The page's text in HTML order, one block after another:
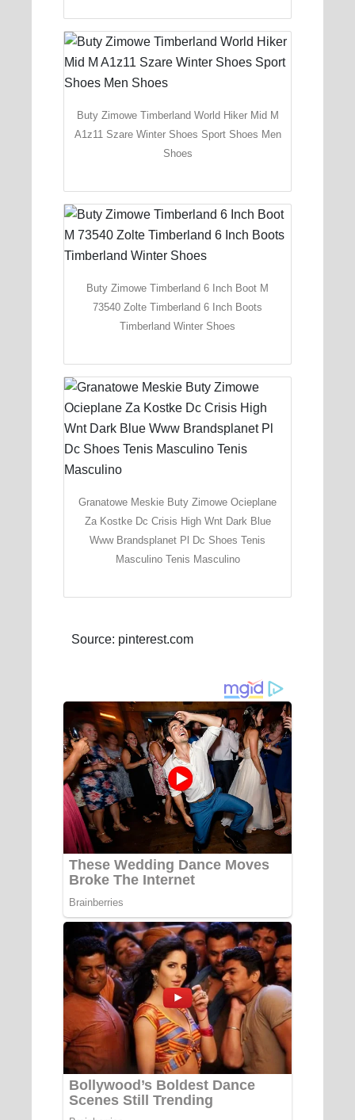
Buty Zimowe Timberland World Hiker Mid M
A1z11 Szare Winter Shoes Sport Shoes Men
Shoes
Buty Zimowe Timberland 6 Inch Boot M
73540 Zolte Timberland 6 Inch Boots
Timberland Winter Shoes
Granatowe Meskie Buty Zimowe Ocieplane
Za Kostke Dc Crisis High Wnt Dark Blue
Www Brandsplanet Pl Dc Shoes Tenis
Masculino Tenis Masculino
Source: pinterest.com